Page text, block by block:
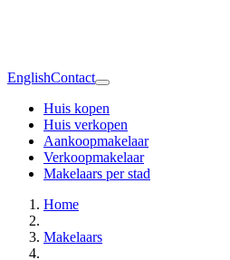
EnglishContact
Huis kopen
Huis verkopen
Aankoopmakelaar
Verkoopmakelaar
Makelaars per stad
Home
Makelaars